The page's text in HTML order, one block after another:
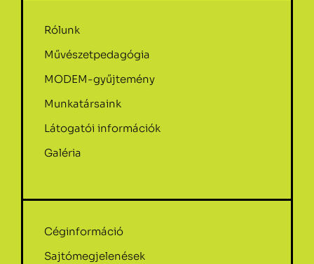
Rólunk
Művészetpedagógia
MODEM-gyűjtemény
Munkatársaink
Látogatói információk
Galéria
Céginformáció
Sajtómegjelenések